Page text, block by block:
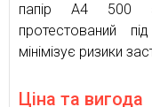
папір А4 500
протестований
мінімізує ризики
Ціна та вигода